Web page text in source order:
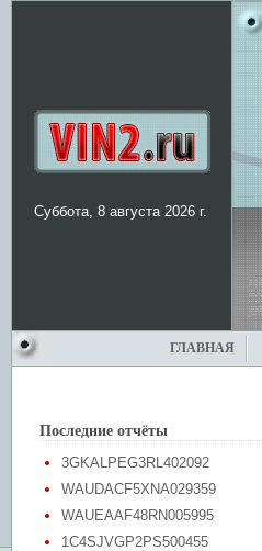
Суббота, 8 августа 2026 г.
ГЛАВНАЯ
Последние отчёты
3GKALPEG3RL402092
WAUDACF5XNA029359
WAUEAAF48RN005995
1C4SJVGP2PS500455